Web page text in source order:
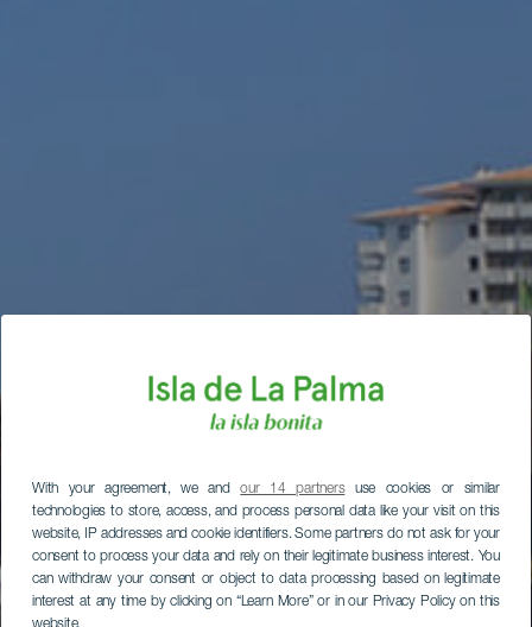
With your agreement, we andour 14 partnersuse cookies or similar
technologies to store, access, and process personal data like your visit on this
website, IP addresses and cookie identifiers. Some partners do not ask for your
consent to process your data and rely on their legitimate business interest. You
can withdraw your consent or object to data processing based on legitimate
interest at any time by clicking on “Learn More” or in our Privacy Policy on this